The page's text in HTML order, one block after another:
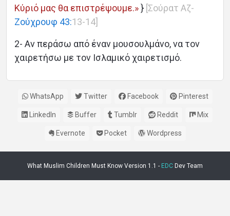
Κύριό μας θα επιστρέψουμε.»} [Σούρατ Αζ-
Ζούχρουφ 43:13-14]
2- Αν περάσω από έναν μουσουλμάνο, να τον
χαιρετήσω με τον Ισλαμικό χαιρετισμό.
WhatsApp Twitter Facebook Pinterest
LinkedIn Buffer Tumblr Reddit Mix
Evernote Pocket Wordpress
What Muslim Children Must Know Version 1.1 - EDC Dev Team